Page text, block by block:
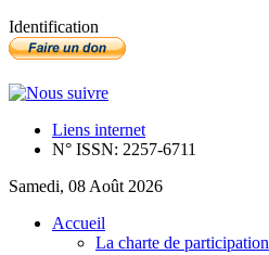
Identification
Liens internet
N° ISSN: 2257-6711
Samedi, 08 Août 2026
Accueil
La charte de participation